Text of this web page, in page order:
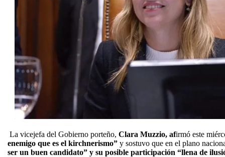
La vicejefa del Gobierno porteño, Clara Muzzio, afirmó este
enemigo que es el kirchnerismo” y sostuvo que en el plano
ser un buen candidato” y su posible participación “llena de